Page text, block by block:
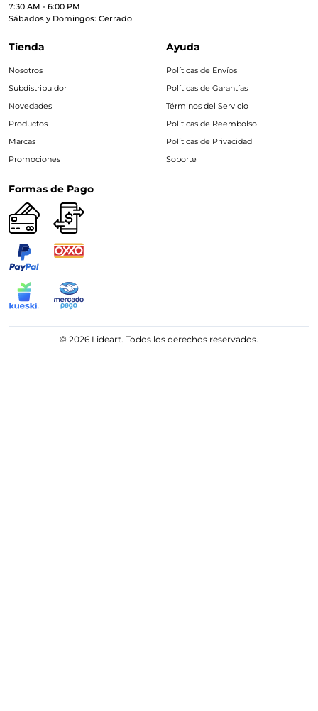
7:30 AM - 6:00 PM
Sábados y Domingos: Cerrado
Tienda
Nosotros
Subdistribuidor
Novedades
Productos
Marcas
Promociones
Ayuda
Políticas de Envíos
Políticas de Garantías
Términos del Servicio
Políticas de Reembolso
Políticas de Privacidad
Soporte
Formas de Pago
© 2026 Lideart. Todos los derechos reservados.